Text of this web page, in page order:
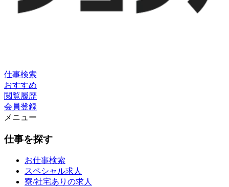
仕事検索
おすすめ
閲覧履歴
会員登録
メニュー
仕事を探す
お仕事検索
スペシャル求人
寮/社宅ありの求人